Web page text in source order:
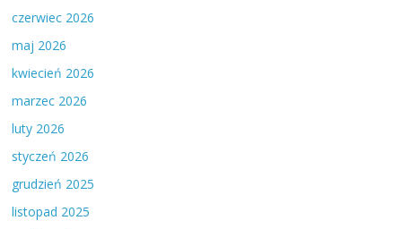
czerwiec 2026
maj 2026
kwiecień 2026
marzec 2026
luty 2026
styczeń 2026
grudzień 2025
listopad 2025